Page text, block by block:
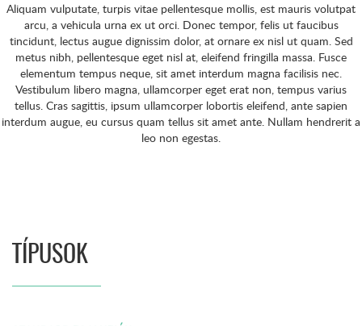
Aliquam vulputate, turpis vitae pellentesque mollis, est mauris volutpat
arcu, a vehicula urna ex ut orci. Donec tempor, felis ut faucibus
tincidunt, lectus augue dignissim dolor, at ornare ex nisl ut quam. Sed
metus nibh, pellentesque eget nisl at, eleifend fringilla massa. Fusce
elementum tempus neque, sit amet interdum magna facilisis nec.
Vestibulum libero magna, ullamcorper eget erat non, tempus varius
tellus. Cras sagittis, ipsum ullamcorper lobortis eleifend, ante sapien
interdum augue, eu cursus quam tellus sit amet ante. Nullam hendrerit a
leo non egestas.
TÍPUSOK